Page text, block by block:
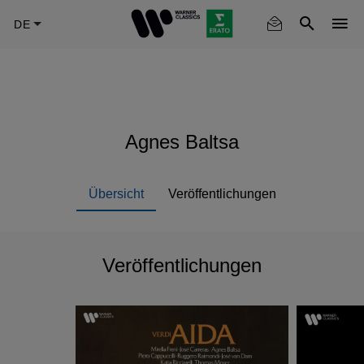
Agnes Baltsa
Übersicht Veröffentlichungen
Veröffentlichungen